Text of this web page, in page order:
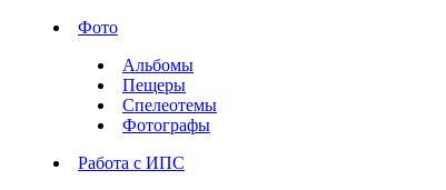
Фото
Альбомы
Пещеры
Спелеотемы
Фотографы
Работа с ИПС